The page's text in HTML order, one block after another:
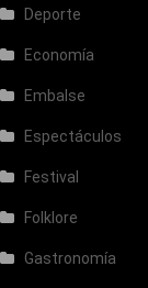
Deporte
Economía
Embalse
Espectáculos
Festival
Folklore
Gastronomía